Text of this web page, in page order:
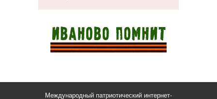
Международный патриотический интернет-